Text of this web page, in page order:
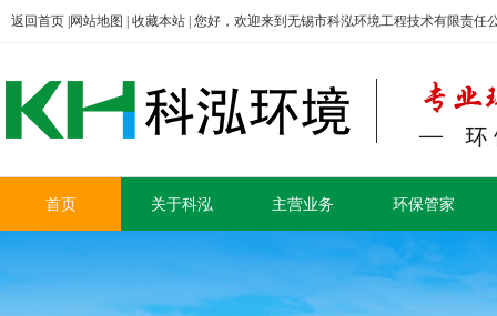
返回首页 网站地图 收藏本站 | 您好，欢迎来到无锡市科泓环境工程技术有限责任
首页 关于科泓 主营业务 环保管家